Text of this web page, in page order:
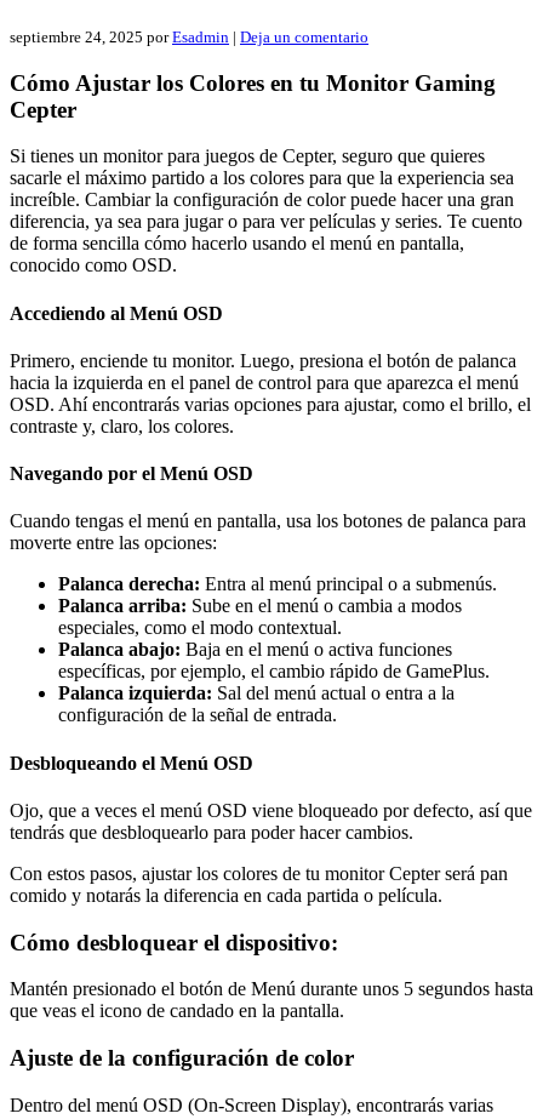
septiembre 24, 2025 porEsadmin | Deja un comentario
Cómo Ajustar los Colores en tu Monitor Gaming
Cepter
Si tienes un monitor para juegos de Cepter, seguro que quieres
sacarle el máximo partido a los colores para que la experiencia sea
increíble. Cambiar la configuración de color puede hacer una gran
diferencia, ya sea para jugar o para ver películas y series. Te cuento
de forma sencilla cómo hacerlo usando el menú en pantalla,
conocido como OSD.
Accediendo al Menú OSD
Primero, enciende tu monitor. Luego, presiona el botón de palanca
hacia la izquierda en el panel de control para que aparezca el menú
OSD. Ahí encontrarás varias opciones para ajustar, como el brillo, el
contraste y, claro, los colores.
Navegando por el Menú OSD
Cuando tengas el menú en pantalla, usa los botones de palanca para
moverte entre las opciones:
Palanca derecha: Entra al menú principal o a submenús.
Palanca arriba: Sube en el menú o cambia a modos
especiales, como el modo contextual.
Palanca abajo: Baja en el menú o activa funciones
específicas, por ejemplo, el cambio rápido de GamePlus.
Palanca izquierda: Sal del menú actual o entra a la
configuración de la señal de entrada.
Desbloqueando el Menú OSD
Ojo, que a veces el menú OSD viene bloqueado por defecto, así que
tendrás que desbloquearlo para poder hacer cambios.
Con estos pasos, ajustar los colores de tu monitor Cepter será pan
comido y notarás la diferencia en cada partida o película.
Cómo desbloquear el dispositivo:
Mantén presionado el botón de Menú durante unos 5 segundos hasta
que veas el icono de candado en la pantalla.
Ajuste de la configuración de color
Dentro del menú OSD (On-Screen Display), encontrarás varias